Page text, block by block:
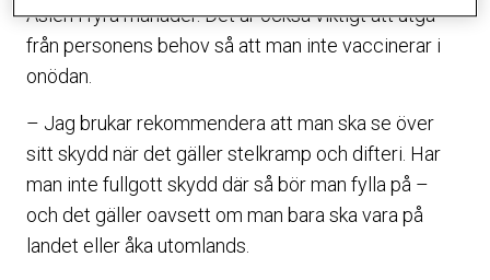
Asien i fyra månader. Det är också viktigt att utgå
från personens behov så att man inte vaccinerar i
onödan.
– Jag brukar rekommendera att man ska se över
sitt skydd när det gäller stelkramp och difteri. Har
man inte fullgott skydd där så bör man fylla på –
och det gäller oavsett om man bara ska vara på
landet eller åka utomlands.